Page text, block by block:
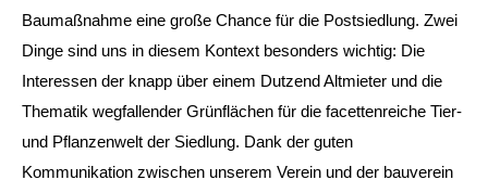
Baumaßnahme eine große Chance für die Postsiedlung. Zwei
Dinge sind uns in diesem Kontext besonders wichtig: Die
Interessen der knapp über einem Dutzend Altmieter und die
Thematik wegfallender Grünflächen für die facettenreiche Tier-
und Pflanzenwelt der Siedlung. Dank der guten
Kommunikation zwischen unserem Verein und der bauverein